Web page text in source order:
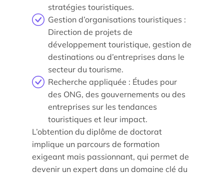
stratégies touristiques.
Gestion d’organisations touristiques :
Direction de projets de
développement touristique, gestion de
destinations ou d’entreprises dans le
secteur du tourisme.
Recherche appliquée : Études pour
des ONG, des gouvernements ou des
entreprises sur les tendances
touristiques et leur impact.
L’obtention du diplôme de doctorat
implique un parcours de formation
exigeant mais passionnant, qui permet de
devenir un expert dans un domaine clé du